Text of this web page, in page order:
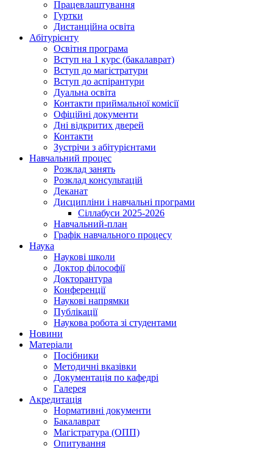
Працевлаштування
Гуртки
Дистанційна освіта
Абітурієнту
Освітня програма
Вступ на 1 курс (бакалаврат)
Вступ до магістратури
Вступ до аспірантури
Дуальна освіта
Контакти приймальної комісії
Офіційні документи
Дні відкритих дверей
Контакти
Зустрічи з абітурієнтами
Навчальний процес
Розклад занять
Розклад консультацій
Деканат
Дисципліни і навчальні програми
Сіллабуси 2025-2026
Навчальний-план
Графік навчального процесу
Наука
Наукові школи
Доктор філософії
Докторантура
Конференції
Наукові напрямки
Публікації
Наукова робота зі студентами
Новини
Матеріали
Посібники
Методичні вказівки
Документація по кафедрі
Галерея
Акредитація
Нормативні документи
Бакалаврат
Магістратура (ОПП)
Опитування